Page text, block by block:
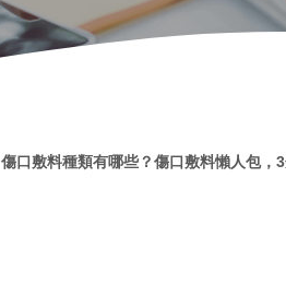
傷口敷料種類有哪些？傷口敷料懶人包，